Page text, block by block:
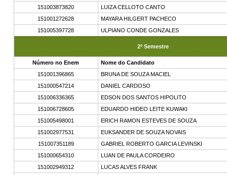
151003873820
LUIZA CELLOTO CANTO
151001272628
MAYARA HILGERT PACHECO
151005397728
ULPIANO CONDE GONZALES
2º Semestre
Número no Enem
Nome do Candidato
151001396865
BRUNA DE SOUZA MACIEL
151000547214
DANIEL CARDOSO
151006336365
EDSON DOS SANTOS HIPOLITO
151006728605
EDUARDO HIDEO LEITE KUWAKI
151005498001
ERICH RAMON ESTEVES DE SOUZA
151002977531
EUKSANDER DE SOUZA NOVAIS
151007351189
GABRIEL ROBERTO GARCIA LEVINSKI
151000654310
LUAN DE PAULA CORDEIRO
151002949312
LUCAS ALVES FRANK